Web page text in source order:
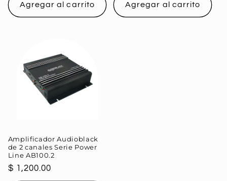
Agregar al carrito Agregar al carrito
Amplificador Audioblack
de 2 canales Serie Power
Line AB100.2
Precio
$ 1,200.00